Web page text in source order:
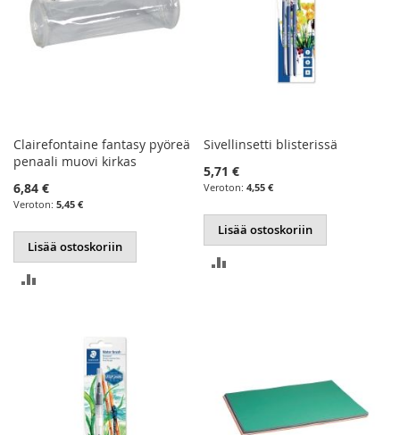
Clairefontaine fantasy pyöreä
penaali muovi kirkas
6,84 €
5,45 €
Lisää ostoskoriin
Sivellinsetti blisterissä
5,71 €
4,55 €
Lisää ostoskoriin